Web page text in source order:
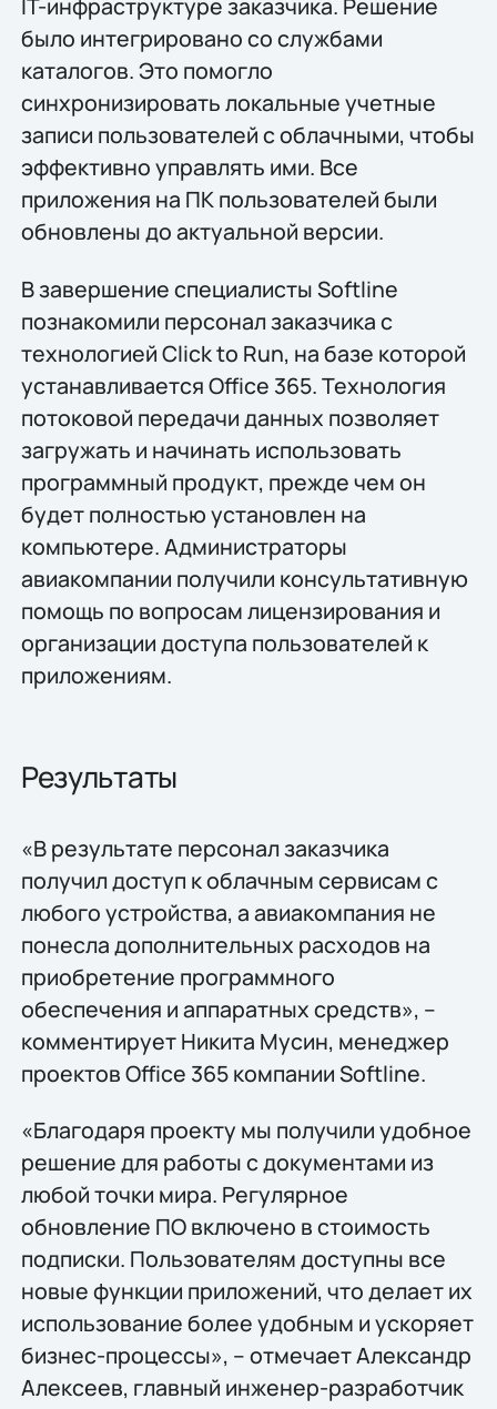
IT-инфраструктуре заказчика. Решение
было интегрировано со службами
каталогов. Это помогло
синхронизировать локальные учетные
записи пользователей с облачными, чтобы
эффективно управлять ими. Все
приложения на ПК пользователей были
обновлены до актуальной версии.
В завершение специалисты Softline
познакомили персонал заказчика с
технологией Click to Run, на базе которой
устанавливается Office 365. Технология
потоковой передачи данных позволяет
загружать и начинать использовать
программный продукт, прежде чем он
будет полностью установлен на
компьютере. Администраторы
авиакомпании получили консультативную
помощь по вопросам лицензирования и
организации доступа пользователей к
приложениям.
Результаты
«В результате персонал заказчика
получил доступ к облачным сервисам с
любого устройства, а авиакомпания не
понесла дополнительных расходов на
приобретение программного
обеспечения и аппаратных средств», –
комментирует Никита Мусин, менеджер
проектов Office 365 компании Softline.
«Благодаря проекту мы получили удобное
решение для работы с документами из
любой точки мира. Регулярное
обновление ПО включено в стоимость
подписки. Пользователям доступны все
новые функции приложений, что делает их
использование более удобным и ускоряет
бизнес-процессы», – отмечает Александр
Алексеев, главный инженер-разработчик